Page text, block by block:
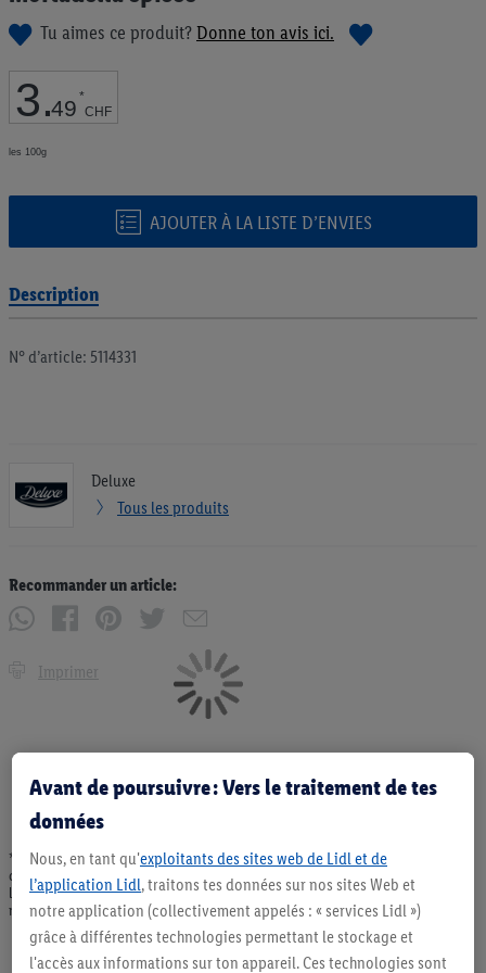
Tu aimes ce produit?Donne ton avis ici.
3.49 *
CHF
les 100g
AJOUTER À LA LISTE D’ENVIES
la
d’images
Description
N° d’article: 5114331
Deluxe
Tous les produits
Recommander un article:
Imprimer
* Offres valables dans la limite des stocks disponibles. Vente limitée à des
quantités usuelles pour un ménage. Vendu sans décoration. Les produits faisant
l'objet de la publicité, notamment les produits NonFood, ne font pas partie de
notre assortiment de produits permanents. Ill. semblables.
Avant de poursuivre : Vers le traitement de tes
données
Nous, en tant qu'exploitants des sites web de Lidl et de
l’application Lidl, traitons tes données sur nos sites Web et
notre application (collectivement appelés : « services Lidl »)
grâce à différentes technologies permettant le stockage et
l'accès aux informations sur ton appareil. Ces technologies sont